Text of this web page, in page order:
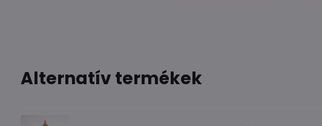
Alternatív termékek